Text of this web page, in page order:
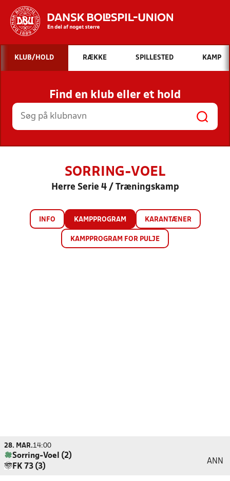
Hvad vil du søge efter?
INDHOLD OG NYHEDER
STILLINGER, RESULTATER, KLUBBER OG
HOLD
KLUB/HOLD RÆKKE SPILLESTED KAMP
Find en klub eller et hold
SORRING-VOEL
Herre Serie 4 / Træningskamp
INFO KAMPPROGRAM KARANTÆNER
KAMPPROGRAM FOR PULJE
28. MAR.14:00
Sorring-Voel (2)
FK 73 (3)
ANN